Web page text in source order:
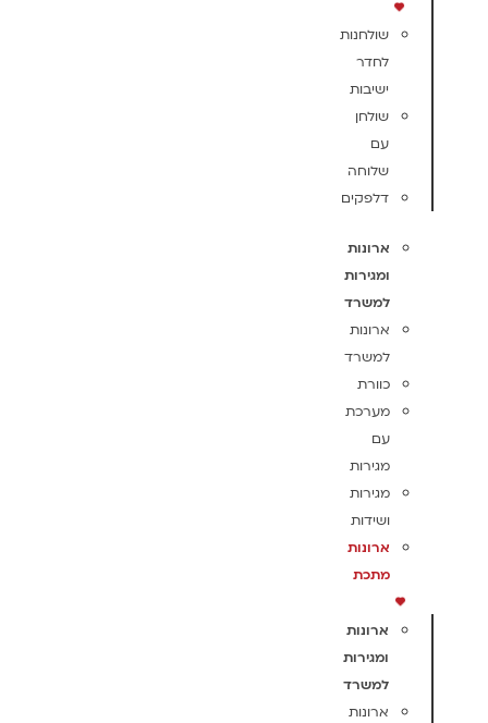
שולחנות
לחדר
ישיבות
שולחן
עם
שלוחה
דלפקים
ארונות
ומגירות
למשרד
ארונות
למשרד
כוורת
מערכת
עם
מגירות
מגירות
ושידות
ארונות
מתכת
ארונות
ומגירות
למשרד
ארונות